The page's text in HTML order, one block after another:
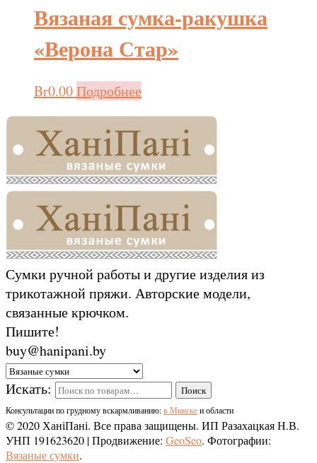
Вязаная сумка-ракушка
«Верона Стар»
Br0.00Подробнее
Сумки ручной работы и другие изделия из
трикотажной пряжи. Авторские модели,
связанные крючком.
Пишите!
buy@hanipani.by
Искать:
Поиск
Консультации по грудному вскармливанию:в Минскеи области
© 2020 ХаніПані. Все права защищены. ИП Разахацкая Н.В.
УНП 191623620 | Продвижение: GeoSeo. Фотографии:
Вязаные сумки.